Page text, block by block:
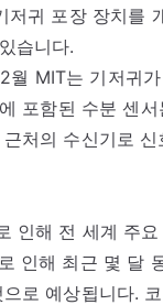
저귀 포장 장치를
습니다.
MIT는 기저귀가
포함된 수분 센
처의 수신기로
인해 전 세계 주
인해 최근 몇 달
로 예상됩니다.